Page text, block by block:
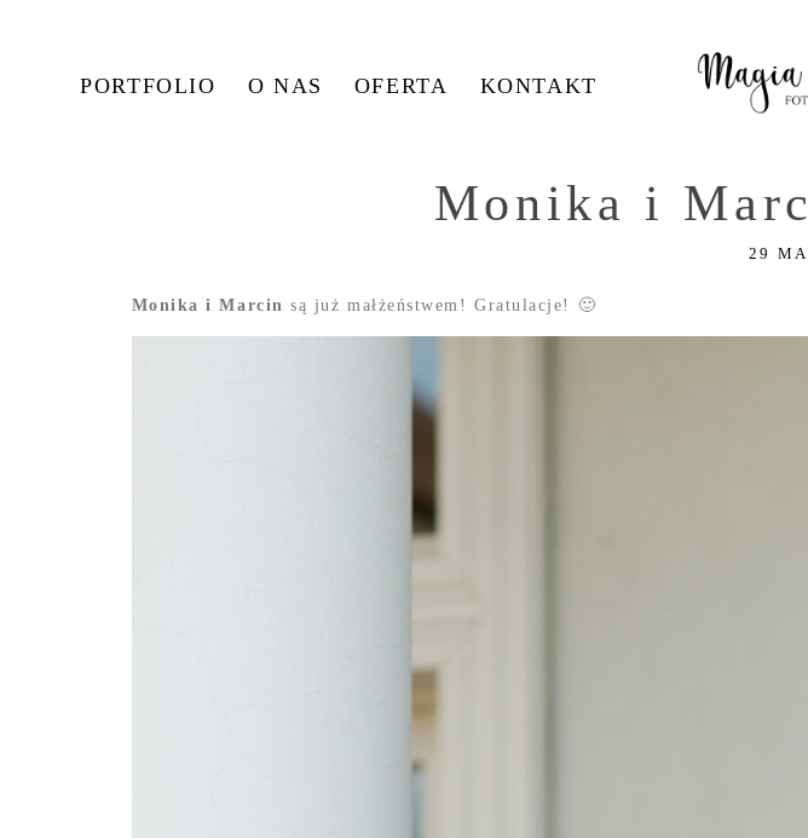
PORTFOLIO O NAS OFERTA KONTAKT
Monika i
29
Monika i Marcin są już małżeństwem! Gratulacje! 🙂